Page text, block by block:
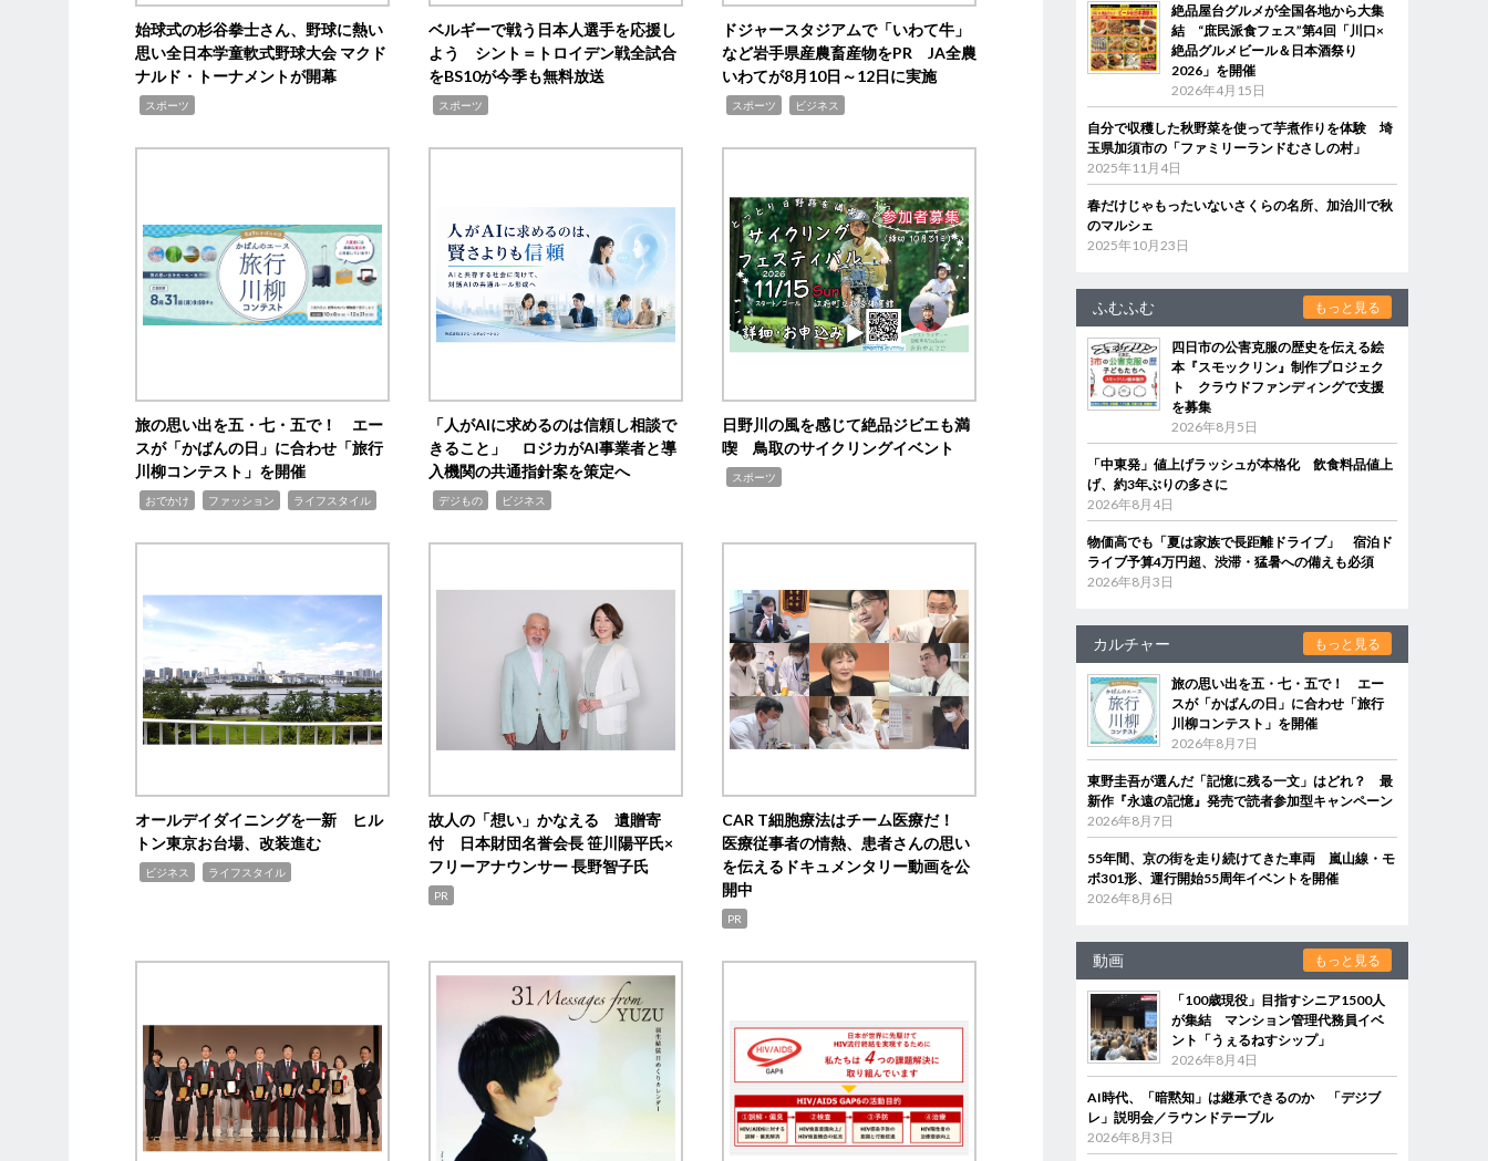
始球式の杉谷拳士さん、野球に熱い
思い全日本学童軟式野球大会 マクド
ナルド・トーナメントが開幕
スポーツ
ベルギーで戦う日本人選手を応援し
よう シント＝トロイデン戦全試合
をBS10が今季も無料放送
スポーツ
ドジャースタジアムで「いわて牛」
など岩手県産農畜産物をPR JA全農
いわてが8月10日～12日に実施
スポーツ ビジネス
旅の思い出を五・七・五で！ エー
スが「かばんの日」に合わせ「旅行
川柳コンテスト」を開催
おでかけ ファッション ライフスタイル
「人がAIに求めるのは信頼し相談で
きること」 ロジカがAI事業者と導
入機関の共通指針案を策定へ
デジもの ビジネス
日野川の風を感じて絶品ジビエも満
喫 鳥取のサイクリングイベント
スポーツ
オールデイダイニングを一新 ヒル
トン東京お台場、改装進む
ビジネス ライフスタイル
故人の「想い」かなえる 遺贈寄
付 日本財団名誉会長 笹川陽平氏×
フリーアナウンサー 長野智子氏
PR
CAR T細胞療法はチーム医療だ！
医療従事者の情熱、患者さんの思い
を伝えるドキュメンタリー動画を公
開中
PR
絶品屋台グルメが全国各地から大集
結 “庶民派食フェス”第4回「川口×
絶品グルメビール＆日本酒祭り
2026」を開催
2026年4月15日
自分で収穫した秋野菜を使って芋煮作りを体験 埼
玉県加須市の「ファミリーランドむさしの村」
2025年11月4日
春だけじゃもったいないさくらの名所、加治川で秋
のマルシェ
2025年10月23日
ふむふむ もっと見る
四日市の公害克服の歴史を伝える絵
本『スモックリン』制作プロジェク
ト クラウドファンディングで支援
を募集
2026年8月5日
「中東発」値上げラッシュが本格化 飲食料品値上
げ、約3年ぶりの多さに
2026年8月4日
物価高でも「夏は家族で長距離ドライブ」 宿泊ド
ライブ予算4万円超、渋滞・猛暑への備えも必須
2026年8月3日
カルチャー もっと見る
旅の思い出を五・七・五で！ エー
スが「かばんの日」に合わせ「旅行
川柳コンテスト」を開催
2026年8月7日
東野圭吾が選んだ「記憶に残る一文」はどれ？ 最
新作『永遠の記憶』発売で読者参加型キャンペーン
2026年8月7日
55年間、京の街を走り続けてきた車両 嵐山線・モ
ボ301形、運行開始55周年イベントを開催
2026年8月6日
動画 もっと見る
「100歳現役」目指すシニア1500人
が集結 マンション管理代務員イベ
ント「うぇるねすシップ」
2026年8月4日
AI時代、「暗黙知」は継承できるのか 「デジブ
レ」説明会／ラウンドテーブル
2026年8月3日